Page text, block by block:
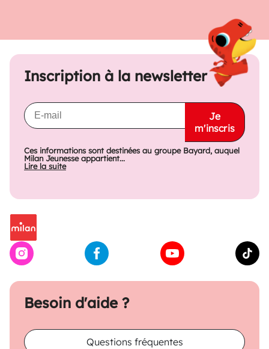
Besoin d'aide ?
Questions fréquentes
Inscription à la newsletter
Je
m'inscris
Ces informations sont destinées au groupe Bayard, auquel
Milan Jeunesse appartient...
Lire la suite